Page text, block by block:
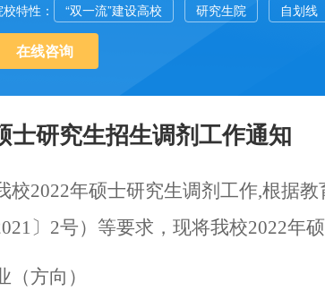
特性：
“双一流”建设高校 研究生院 自划线
在线咨询
士研究生招生调剂工作通知
校2022年硕士研究生调剂 工作,根据教
〕2号）等要求 ， 现将我校2022年
（方向 ）